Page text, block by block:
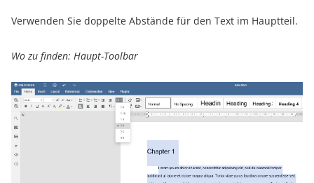
Verwenden Sie doppelte Abstände für den Text im Hauptteil.
Wo zu finden: Haupt-Toolbar